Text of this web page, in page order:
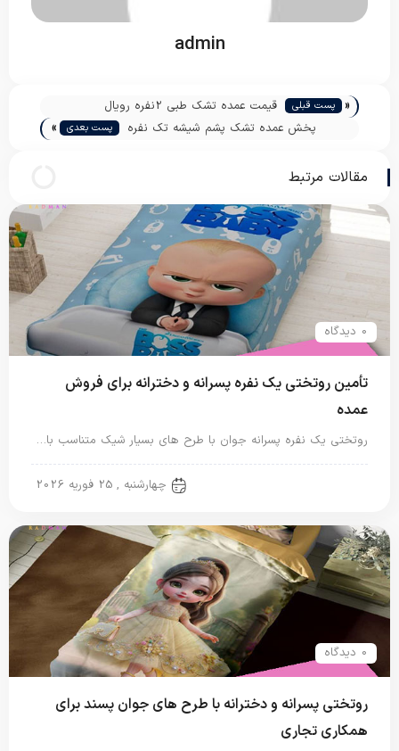
admin
« پست قبلی
قیمت عمده تشک طبی 2نفره رویال
پخش عمده تشک پشم شیشه تک نفره
پست بعدی »
مقالات مرتبط
0 دیدگاه
تأمین روتختی یک نفره پسرانه و دخترانه برای فروش
عمده
روتختی یک نفره پسرانه جوان با طرح های بسیار شیک متناسب با…
چهارشنبه , 25 فوریه 2026
0 دیدگاه
روتختی پسرانه و دخترانه با طرح های جوان پسند برای
همکاری تجاری